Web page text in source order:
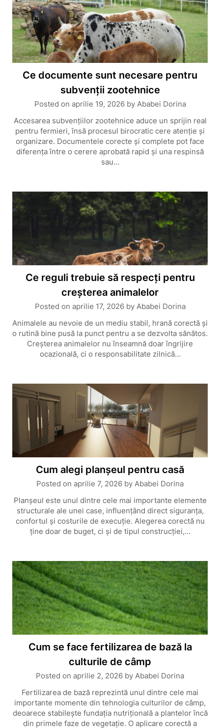
Ce documente sunt necesare pentru
subvenții zootehnice
Posted on aprilie 19, 2026by Ababei Dorina
Accesarea subvențiilor zootehnice aduce un sprijin real
pentru fermieri, însă procesul birocratic cere atenție și
organizare. Documentele corecte și complete pot face
diferența între o cerere aprobată rapid și una respinsă
sau…
Ce reguli trebuie să respecți pentru
creșterea animalelor
Posted on aprilie 17, 2026by Ababei Dorina
Animalele au nevoie de un mediu stabil, hrană corectă și
o rutină bine pusă la punct pentru a se dezvolta sănătos.
Creșterea animalelor nu înseamnă doar îngrijire
ocazională, ci o responsabilitate zilnică…
Cum alegi planșeul pentru casă
Posted on aprilie 7, 2026 by Ababei Dorina
Planșeul este unul dintre cele mai importante elemente
structurale ale unei case, influențând direct siguranța,
confortul și costurile de execuție. Alegerea corectă nu
ține doar de buget, ci și de tipul construcției,…
Cum se face fertilizarea de bază la
culturile de câmp
Posted on aprilie 2, 2026 by Ababei Dorina
Fertilizarea de bază reprezintă unul dintre cele mai
importante momente din tehnologia culturilor de câmp,
deoarece stabilește fundația nutrițională a plantelor încă
din primele faze de vegetație. O aplicare corectă a